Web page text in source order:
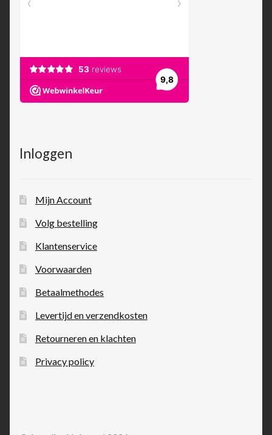
Inloggen
Mijn Account
Volg bestelling
Klantenservice
Voorwaarden
Betaalmethodes
Levertijd en verzendkosten
Retourneren en klachten
Privacy policy